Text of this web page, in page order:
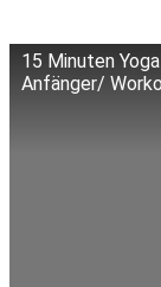
15 Minuten
Anfänger/